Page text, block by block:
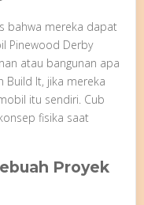
bahwa mereka dapat
Pinewood Derby
atau bangunan apa
Build It, jika mereka
itu sendiri. Cub
fisika saat
Proyek